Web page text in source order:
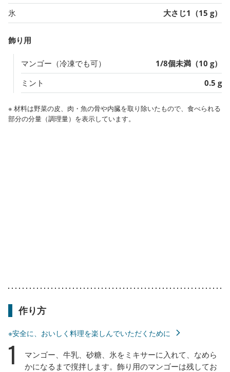
氷 大さじ1（15 g）
飾り用
マンゴー（冷凍でも可）
1/8個未満（10 g）
ミント
0.5 g
※ 材料は野菜の皮、肉・魚の骨や内臓を取り除いたもので、食べられる
部分の分量（調理量）を表示しています。
作り方
※安全に、おいしく料理を楽しんでいただくために
1
マンゴー、牛乳、砂糖、氷をミキサーに入れて、なめら
かになるまで撹拌します。飾り用のマンゴーは残してお